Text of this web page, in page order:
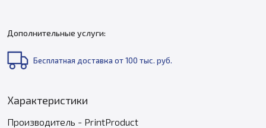
Дополнительные услуги:
Бесплатная доставка от 100 тыс. руб.
Характеристики
Производитель - PrintProduct